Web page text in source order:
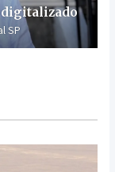
digitalizado
SP